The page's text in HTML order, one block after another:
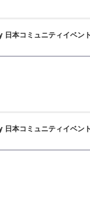
本コミュニティイベン
本コミュニティイベン